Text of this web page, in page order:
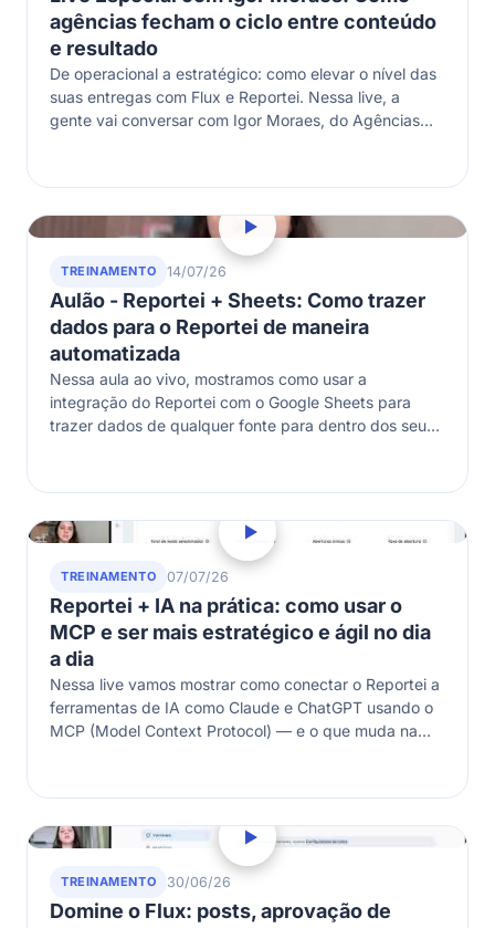
agências fecham o ciclo entre conteúdo
e resultado
De operacional a estratégico: como elevar o nível das
suas entregas com Flux e Reportei. Nessa live, a
gente vai conversar com Igor Moraes, do Agências
TREINAMENTO 14/07/26
Aulão - Reportei + Sheets: Como trazer
dados para o Reportei de maneira
automatizada
Nessa aula ao vivo, mostramos como usar a
integração do Reportei com o Google Sheets para
trazer dados de qualquer fonte para dentro dos seus
TREINAMENTO 07/07/26
Reportei + IA na prática: como usar o
MCP e ser mais estratégico e ágil no dia
a dia
Nessa live vamos mostrar como conectar o Reportei a
ferramentas de IA como Claude e ChatGPT usando o
MCP (Model Context Protocol) — e o que muda na…
TREINAMENTO 30/06/26
Domine o Flux: posts, aprovação de